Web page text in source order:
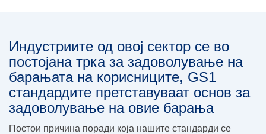
Индустриите од овој сектор се во
постојана трка за задоволување на
барањата на корисниците, GS1
стандардите претставуваат основ за
задоволување на овие барања
Постои причина поради која нашите стандарди се